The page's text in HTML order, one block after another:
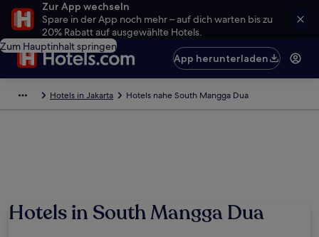
Zur App wechseln
Spare in der App noch mehr – auf dich warten bis zu
20% Rabatt auf ausgewählte Hotels.
Zum Hauptinhalt springen
App herunterladen
Hotels in Jakarta Hotels nahe South Mangga Dua
Hotels in South Mangga Dua